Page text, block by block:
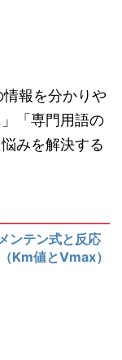
情報を分かりや
「専門用語の
みを解決する
ンテン式と反応
Km値とVmax）